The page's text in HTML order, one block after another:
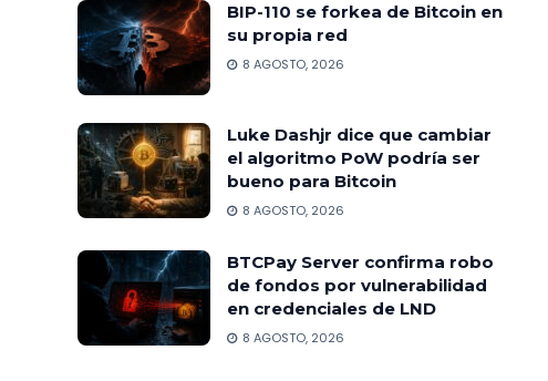
BIP-110 se forkea de Bitcoin en
su propia red
8 AGOSTO, 2026
Luke Dashjr dice que cambiar
el algoritmo PoW podría ser
bueno para Bitcoin
8 AGOSTO, 2026
BTCPay Server confirma robo
de fondos por vulnerabilidad
en credenciales de LND
8 AGOSTO, 2026